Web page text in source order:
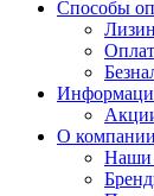
Способы
О компании
Наши